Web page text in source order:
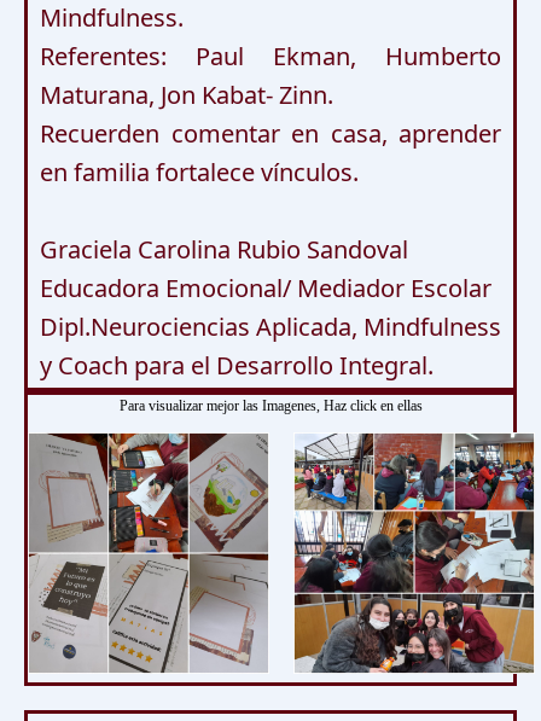
Mindfulness.
Referentes: Paul Ekman, Humberto
Maturana, Jon Kabat- Zinn.
Recuerden comentar en casa, aprender
en familia fortalece vínculos.
Graciela Carolina Rubio Sandoval
Educadora Emocional/ Mediador Escolar
Dipl.Neurociencias Aplicada, Mindfulness
y Coach para el Desarrollo Integral.
Para visualizar mejor las Imagenes, Haz click en ellas